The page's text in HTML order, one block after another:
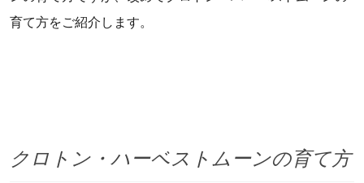
育て方をご紹介します。
クロトン・ハーベストムーンの育て方